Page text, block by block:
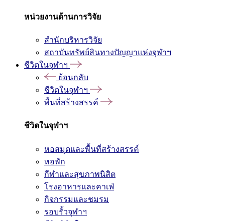
หน่วยงานด้านการวิจัย
สำนักบริหารวิจัย
สถาบันทรัพย์สินทางปัญญาแห่งจุฬาฯ
ชีวิตในจุฬาฯ
ย้อนกลับ
ชีวิตในจุฬาฯ
พื้นที่สร้างสรรค์
ชีวิตในจุฬาฯ
หอสมุดและพื้นที่สร้างสรรค์
หอพัก
กีฬาและสุขภาพนิสิต
โรงอาหารและคาเฟ่
กิจกรรมและชมรม
รอบรั้วจุฬาฯ